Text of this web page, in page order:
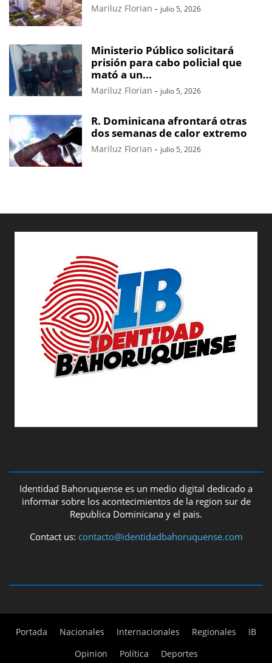
Mariluz Florian - julio 5, 2026
Ministerio Público solicitará
prisión para cabo policial que
mató a un...
Mariluz Florian - julio 5, 2026
R. Dominicana afrontará otras
dos semanas de calor extremo
Mariluz Florian - julio 5, 2026
Identidad Bahoruquense es un medio digital dedicado a
informar sobre los acontecimientos de la region sur de
Republica Dominicana y el pais.
Contact us: contacto@identidadbahoruquense.com
Portada Nacionales Internacionales Regionales
IB
Opinion
Política Deportes